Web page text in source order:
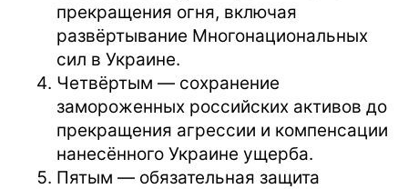
прекращения огня, включая
развёртывание Многонациональных
сил в Украине.
Четвёртым — сохранение
замороженных российских активов до
прекращения агрессии и компенсации
нанесённого Украине ущерба.
Пятым — обязательная защита